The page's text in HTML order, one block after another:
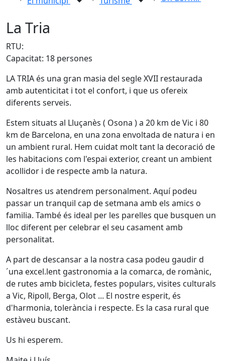
La Tria
RTU:
Capacitat: 18 persones
LA TRIA és una gran masia del segle XVII restaurada
amb autenticitat i tot el confort, i que us ofereix
diferents serveis.
Estem situats al Lluçanès ( Osona ) a 20 km de Vic i 80
km de Barcelona, en una zona envoltada de natura i en
un ambient rural. Hem cuidat molt tant la decoració de
les habitacions com l'espai exterior, creant un ambient
acollidor i de respecte amb la natura.
Nosaltres us atendrem personalment. Aquí podeu
passar un tranquil cap de setmana amb els amics o
familia. També és ideal per les parelles que busquen un
lloc diferent per celebrar el seu casament amb
personalitat.
A part de descansar a la nostra casa podeu gaudir d
´una excel.lent gastronomia a la comarca, de romànic,
de rutes amb bicicleta, festes populars, visites culturals
a Vic, Ripoll, Berga, Olot ... El nostre esperit, és
d'harmonia, tolerància i respecte. Es la casa rural que
estàveu buscant.
Us hi esperem.